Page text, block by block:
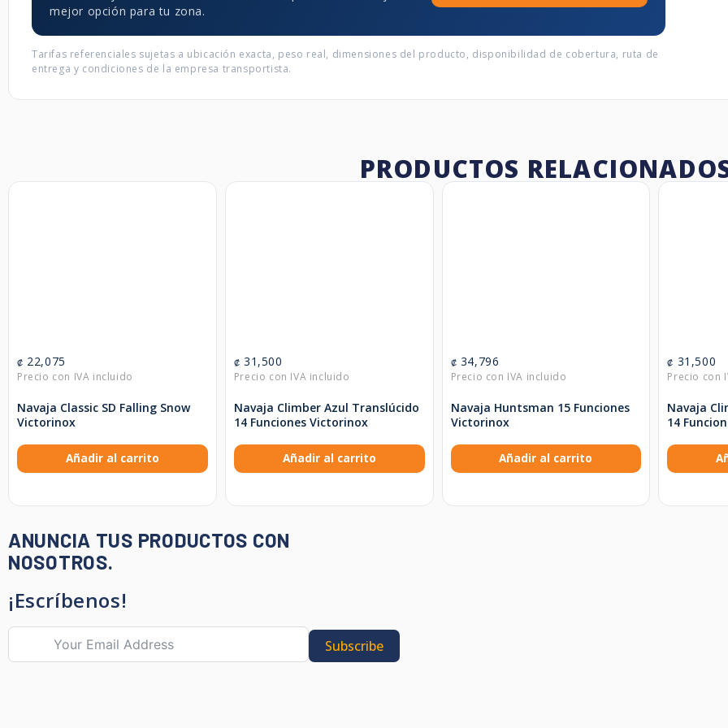
mejor opción para tu zona.
Tarifas referenciales sujetas a ubicación exacta, peso real, dimensiones del producto, disponibilidad de cobertura, ruta de
entrega y condiciones de la empresa transportista.
PRODUCTOS
₡ 22,075
Navaja Classic SD Falling Snow
Victorinox
Añadir al carrito
₡ 31,500
Navaja Climber Azul Translúcido
14 Funciones Victorinox
Añadir al carrito
₡ 34,796
Navaja Huntsman 15 Funciones
Victorinox
Añadir al carrito
₡ 31,500
Navaja
14
ANUNCIA TUS PRODUCTOS CON
NOSOTROS.
¡Escríbenos!
Subscribe